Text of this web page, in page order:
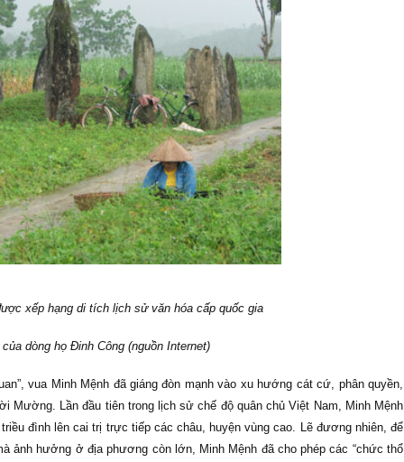
xếp hạng di tích lịch sử văn hóa cấp quốc gia
dòng họ Đinh Công (nguồn Internet)
vua Minh Mệnh đã giáng đòn mạnh vào xu hướng cát cứ, phân quyền,
Mường. Lần đầu tiên trong lịch sử chế độ quân chủ Việt Nam, Minh Mệnh
đình lên cai trị trực tiếp các châu, huyện vùng cao. Lẽ đương nhiên, để
ảnh hưởng ở địa phương còn lớn, Minh Mệnh đã cho phép các “chức thổ